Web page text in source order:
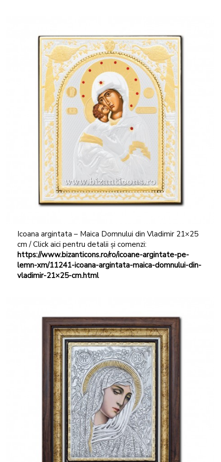
Icoana argintata – Maica Domnului din Vladimir 21×25
cm / Click aici pentru detalii și comenzi:
https://www.bizanticons.ro/ro/icoane-argintate-pe-
lemn-xm/11241-icoana-argintata-maica-domnului-din-
vladimir-21×25-cm.html